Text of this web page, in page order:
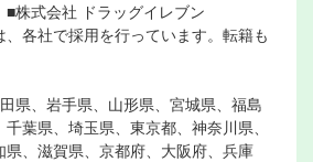
株式会社 ドラッグイレブン
各社で採用を行っています。転籍も
県、岩手県、山形県、宮城県、福島
葉県、埼玉県、東京都、神奈川県、
県、滋賀県、京都府、大阪府、兵庫